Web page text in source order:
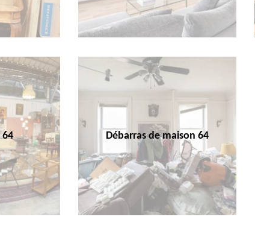
Débarras de maison 64